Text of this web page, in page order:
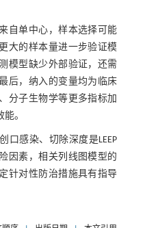
自单中心，样本选择可能
大的样本量进一步验证模
模型缺少外部验证，还需
后，纳入的变量均为临床
分子生物学等更多指标加
。
口感染、切除深度是LEEP
因素，相关列线图模型的
针对性防治措施具有指导